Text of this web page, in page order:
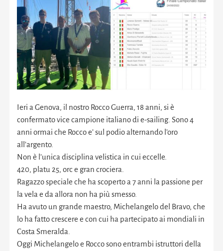
Ieri a Genova, il nostro Rocco Guerra, 18 anni, si è
confermato vice campione italiano di e-sailing. Sono 4
anni ormai che Rocco e’ sul podio alternando l’oro
all’argento.
Non è l’unica disciplina velistica in cui eccelle.
420, platu 25, orc e gran crociera.
Ragazzo speciale che ha scoperto a 7 anni la passione per
la vela e da allora non ha più smesso.
Ha avuto un grande maestro, Michelangelo del Bravo, che
lo ha fatto crescere e con cui ha partecipato ai mondiali in
Costa Smeralda.
Oggi Michelangelo e Rocco sono entrambi istruttori della